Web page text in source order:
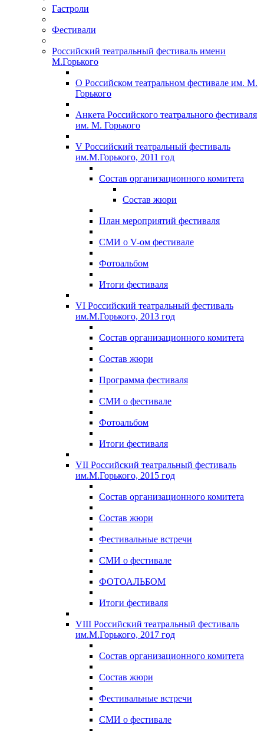
Гастроли
Фестивали
Российский театральный фестиваль имени
М.Горького
О Российском театральном фестивале им. М.
Горького
Анкета Российского театрального фестиваля
им. М. Горького
V Российский театральный фестиваль
им.М.Горького, 2011 год
Состав организационного комитета
Состав жюри
План мероприятий фестиваля
СМИ о V-ом фестивале
Фотоальбом
Итоги фестиваля
VI Российский театральный фестиваль
им.М.Горького, 2013 год
Состав организационного комитета
Состав жюри
Программа фестиваля
СМИ о фестивале
Фотоальбом
Итоги фестиваля
VII Российский театральный фестиваль
им.М.Горького, 2015 год
Состав организационного комитета
Состав жюри
Фестивальные встречи
СМИ о фестивале
ФОТОАЛЬБОМ
Итоги фестиваля
VIII Российский театральный фестиваль
им.М.Горького, 2017 год
Состав организационного комитета
Состав жюри
Фестивальные встречи
СМИ о фестивале